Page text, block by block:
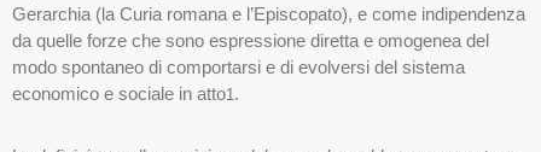
Gerarchia (la Curia romana e l’Episcopato), e come indipendenza
da quelle forze che sono espressione diretta e omogenea del
modo spontaneo di comportarsi e di evolversi del sistema
economico e sociale in atto1.